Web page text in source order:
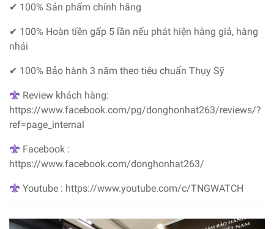
✔ 100% Sản phẩm chính hãng
✔ 100% Hoàn tiền gấp 5 lần nếu phát hiện hàng giả, hàng
nhái
✔ 100% Bảo hành 3 năm theo tiêu chuẩn Thụy Sỹ
Review khách hàng:
https://www.facebook.com/pg/donghonhat263/reviews/?
ref=page_internal
Facebook :
https://www.facebook.com/donghonhat263/
Youtube : https://www.youtube.com/c/TNGWATCH